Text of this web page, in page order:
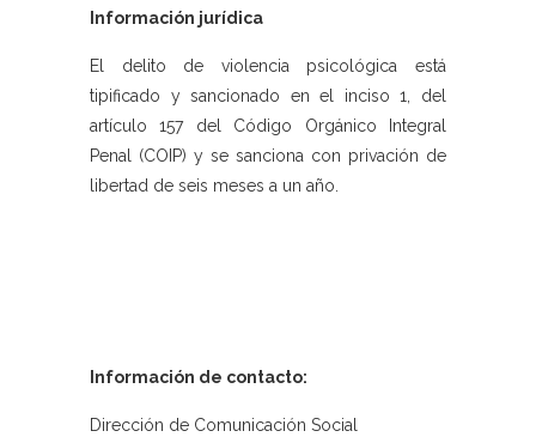
Información jurídica
El delito de violencia psicológica está
tipificado y sancionado en el inciso 1, del
artículo 157 del Código Orgánico Integral
Penal (COIP) y se sanciona con privación de
libertad de seis meses a un año.
Información de contacto:
Dirección de Comunicación Social